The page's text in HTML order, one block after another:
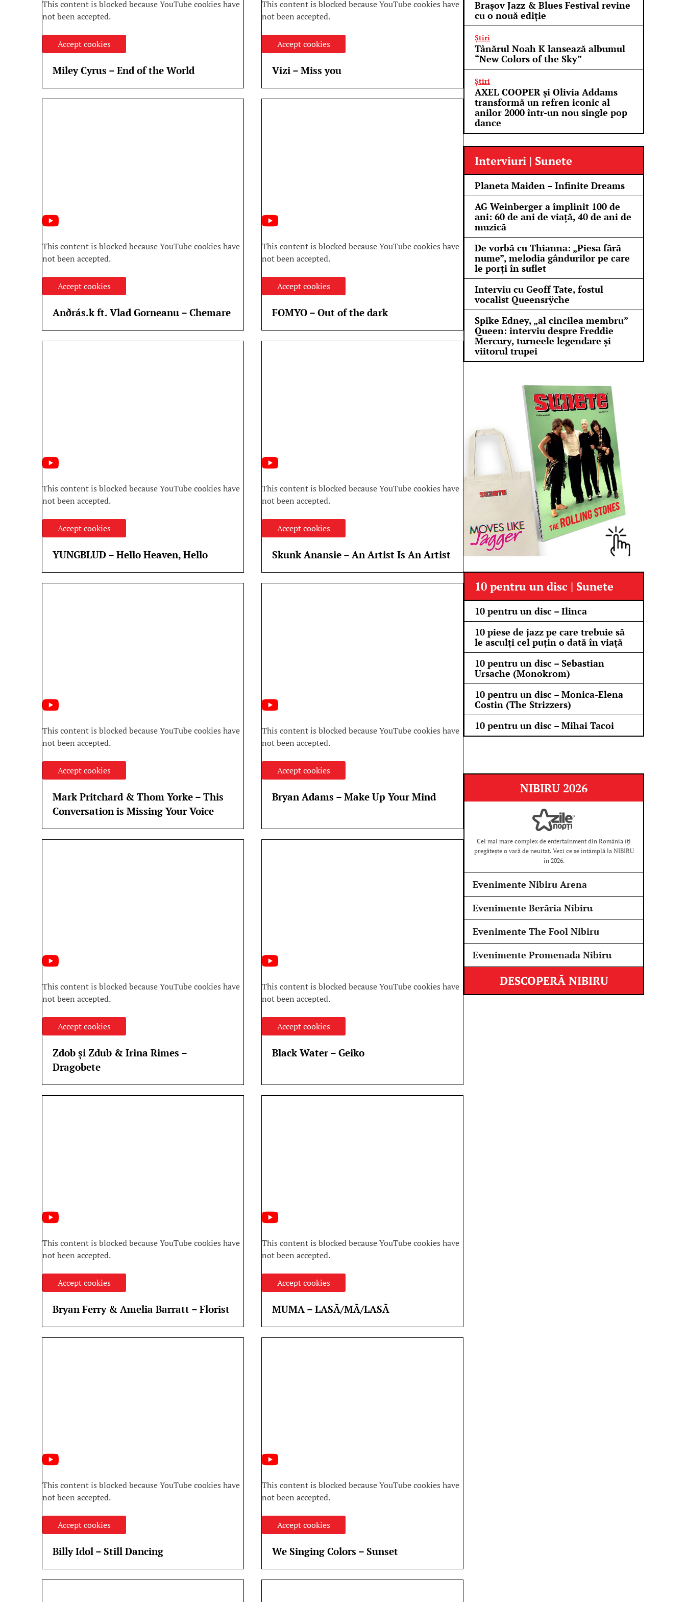
This content is blocked because YouTube cookies have
not been accepted.
Accept cookies
Miley Cyrus – End of the World
This content is blocked because YouTube cookies have
not been accepted.
Accept cookies
Vizi – Miss you
This content is blocked because YouTube cookies have
not been accepted.
Accept cookies
Anðrás.k ft. Vlad Gorneanu – Chemare
This content is blocked because YouTube cookies have
not been accepted.
Accept cookies
FOMYO – Out of the dark
This content is blocked because YouTube cookies have
not been accepted.
Accept cookies
YUNGBLUD – Hello Heaven, Hello
This content is blocked because YouTube cookies have
not been accepted.
Accept cookies
Skunk Anansie – An Artist Is An Artist
This content is blocked because YouTube cookies have
not been accepted.
Accept cookies
Mark Pritchard & Thom Yorke – This
Conversation is Missing Your Voice
This content is blocked because YouTube cookies have
not been accepted.
Accept cookies
Bryan Adams – Make Up Your Mind
This content is blocked because YouTube cookies have
not been accepted.
Accept cookies
Zdob și Zdub & Irina Rimes –
Dragobete
This content is blocked because YouTube cookies have
not been accepted.
Accept cookies
Black Water – Geiko
This content is blocked because YouTube cookies have
not been accepted.
Accept cookies
Bryan Ferry & Amelia Barratt – Florist
This content is blocked because YouTube cookies have
not been accepted.
Accept cookies
MUMA – LASĂ/MĂ/LASĂ
This content is blocked because YouTube cookies have
not been accepted.
Accept cookies
Billy Idol – Still Dancing
This content is blocked because YouTube cookies have
not been accepted.
Accept cookies
We Singing Colors – Sunset
Brașov Jazz & Blues Festival revine
cu o nouă ediție
Tânărul Noah K lansează albumul
“New Colors of the Sky”
Știri
AXEL COOPER și Olivia Addams
transformă un refren iconic al
anilor 2000 într-un nou single pop
dance
Știri
Interviuri | Sunete
Planeta Maiden – Infinite Dreams
AG Weinberger a împlinit 100 de
ani: 60 de ani de viață, 40 de ani de
muzică
De vorbă cu Thianna: „Piesa fără
nume”, melodia gândurilor pe care
le porți în suflet
Interviu cu Geoff Tate, fostul
vocalist Queensrÿche
Spike Edney, „al cincilea membru”
Queen: interviu despre Freddie
Mercury, turneele legendare și
viitorul trupei
10 pentru un disc | Sunete
10 pentru un disc – Ilinca
10 piese de jazz pe care trebuie să
le asculți cel puțin o dată în viață
10 pentru un disc – Sebastian
Ursache (Monokrom)
10 pentru un disc – Monica-Elena
Costin (The Strizzers)
10 pentru un disc – Mihai Tacoi
NIBIRU 2026
Cel mai mare complex de entertainment din România îți
pregătește o vară de neuitat. Vezi ce se întâmplă la NIBIRU
în 2026.
Evenimente Nibiru Arena
Evenimente Berăria Nibiru
Evenimente The Fool Nibiru
Evenimente Promenada Nibiru
DESCOPERĂ NIBIRU